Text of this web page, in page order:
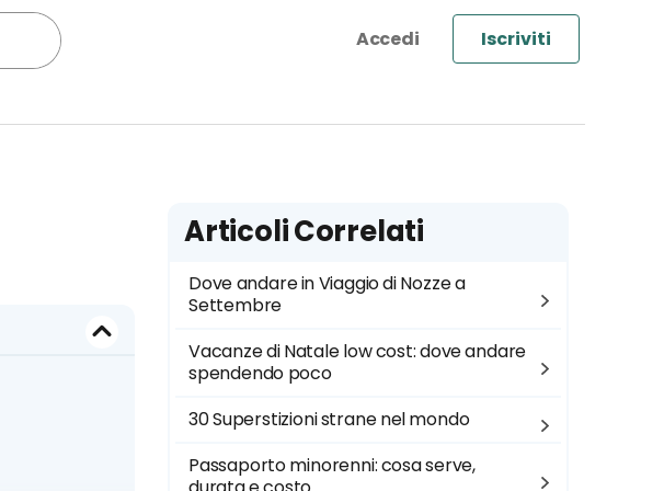
Iscriviti
Articoli Correlati
Dove andare in Viaggio di Nozze a
Settembre
Vacanze di Natale low cost: dove andare
spendendo poco
30 Superstizioni strane nel mondo
Passaporto minorenni: cosa serve,